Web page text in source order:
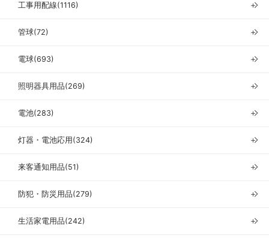
工事用配線(1116) ＋
管球(72) ＋
電球(693) ＋
照明器具用品(269) ＋
電池(283) ＋
灯器・電池応用(324) ＋
来客通知用品(51) ＋
防犯・防災用品(279) ＋
生活家電用品(242) ＋